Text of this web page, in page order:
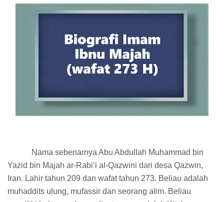
Nama sebenarnya Abu Abdullah Muhammad bin
Yazid bin Majah ar-Rabi’i al-Qazwini dari desa Qazwin,
Iran. Lahir tahun 209 dan wafat tahun 273. Beliau adalah
muhaddits ulung, mufassir dan seorang alim. Beliau